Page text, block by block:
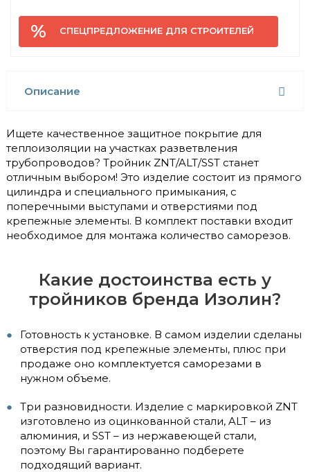
СПЕЦПРЕДЛОЖЕНИЕ ДЛЯ СТРОИТЕЛЕЙ
Описание
Ищете качественное защитное покрытие для
теплоизоляции на участках разветвления
трубопроводов? Тройник ZNT/ALT/SST станет
отличным выбором! Это изделие состоит из прямого
цилиндра и специального примыкания, с
поперечными выступами и отверстиями под
крепежные элементы. В комплект поставки входит
необходимое для монтажа количество саморезов.
Какие достоинства есть у
тройников бренда Изолин?
Готовность к установке. В самом изделии сделаны
отверстия под крепежные элементы, плюс при
продаже оно комплектуется саморезами в
нужном объеме.
Три разновидности. Изделие с маркировкой ZNT
изготовлено из оцинкованной стали, ALT – из
алюминия, и SST – из нержавеющей стали,
поэтому Вы гарантированно подберете
подходящий вариант.